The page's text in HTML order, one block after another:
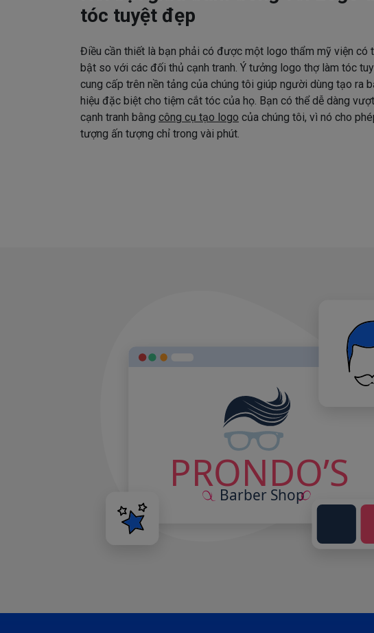
tóc tuyệt đẹp
Điều cần thiết là bạn phải có được một logo thẩm mỹ viện có
bật so với các đối thủ cạnh tranh. Ý tưởng logo thợ làm tóc
cung cấp trên nền tảng của chúng tôi giúp người dùng tạo ra
hiệu đặc biệt cho tiệm cắt tóc của họ. Bạn có thể dễ dàng
cạnh tranh bằng công cụ tạo logo của chúng tôi, vì nó cho
tượng ấn tượng chỉ trong vài phút.